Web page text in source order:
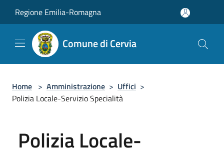
Regione Emilia-Romagna
Comune di Cervia
Home > Amministrazione > Uffici >
Polizia Locale-Servizio Specialità
Polizia Locale-